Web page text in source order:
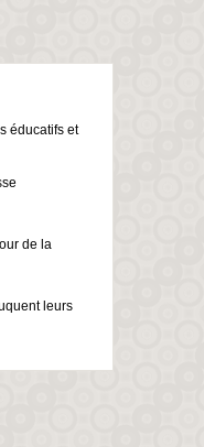
éducatifs et
de la
leurs